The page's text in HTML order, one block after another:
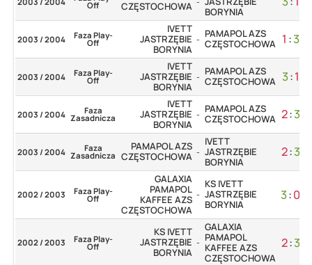
Off
CZĘSTOCHOWA
BORYNIA
2003 / 2004 Faza Play-
Off
IVETT
JASTRZĘBIE
BORYNIA
- PAMAPOL AZS
CZĘSTOCHOWA 1 :3
2003 / 2004 Faza Play-
Off
IVETT
JASTRZĘBIE
BORYNIA
- PAMAPOL AZS
CZĘSTOCHOWA 3:1
2003 / 2004 Faza
Zasadnicza
IVETT
JASTRZĘBIE
BORYNIA
- PAMAPOL AZS
CZĘSTOCHOWA 2:3
2003 / 2004 Faza
Zasadnicza
PAMAPOL AZS
CZĘSTOCHOWA -
IVETT
JASTRZĘBIE
BORYNIA
2:3
2002 / 2003 Faza Play-
Off
GALAXIA
PAMAPOL
KAFFEE AZS
CZĘSTOCHOWA
-
KS IVETT
JASTRZĘBIE
BORYNIA
3:0
2002 / 2003 Faza Play-
Off
KS IVETT
JASTRZĘBIE
BORYNIA
-
GALAXIA
PAMAPOL
KAFFEE AZS
CZĘSTOCHOWA
2:3